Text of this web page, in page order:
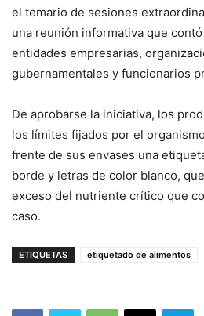
el temario de sesiones
una reunión informativa que
entidades empresarias,
gubernamentales y funcionarios
De aprobarse la iniciativa, los
los límites fijados por el
frente de sus envases una
borde y letras de color blanco,
exceso del nutriente crítico que
caso.
ETIQUETAS etiquetado de alimentos